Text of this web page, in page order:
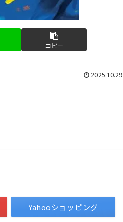
コピー
2025.10.29
Yahooショッピング